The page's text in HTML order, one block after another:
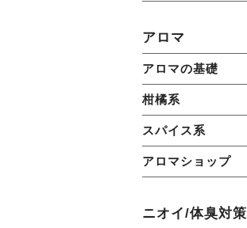
アロマ
アロマの基礎
柑橘系
スパイス系
アロマショップ
ニオイ/体臭対策